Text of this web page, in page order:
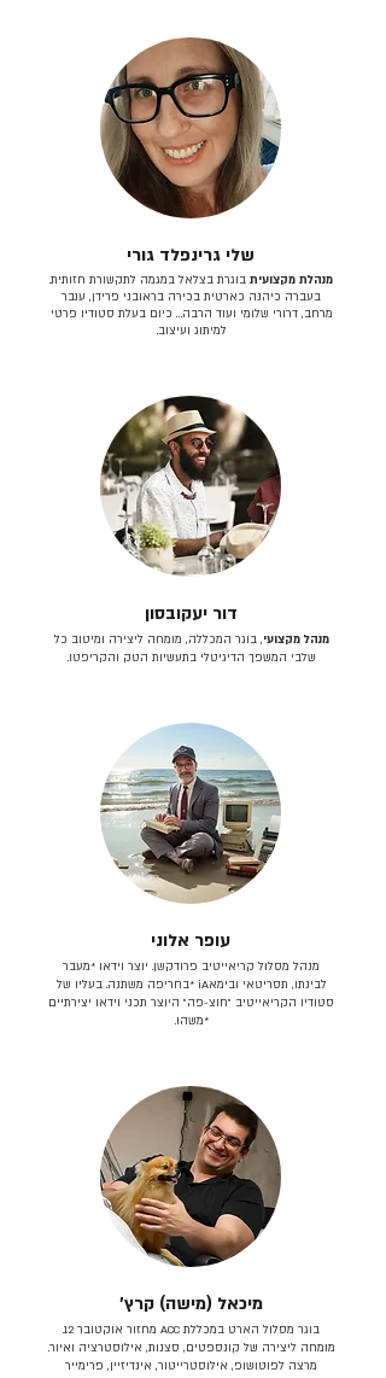
שלי גרינפלד גורי
מנהלת מקצועית בוגרת בצלאל במגמה לתקשורת חזותית.
בעברה כיהנה כארטית בכירה בראובני פרידן, ענבר
מרחב, דרורי שלומי ועוד הרבה… כיום בעלת סטודיו פרטי
למיתוג ועיצוב.
דור יעקובסון
מנהל מקצועי, בוגר המכללה, מומחה ליצירה ומיטוב כל
שלבי המשפך הדיגיטלי בתעשיות הטק והקריפטו.
עופר אלוני
מנהל מסלול קריאייטיב פרודקשן. יוצר וידאו *מעבר
לבינתו, תסריטאי וב​ימאiA‎ *בחריפה משתנה. בעליו של
סטודיו הקריאייטיב ״חוצ-פה״ היוצר תכני וידאו יצירתיים
*משהו.
מיכאל (מישה) קרץ׳
בוגר מסלול הארט במכללת ACC מחזור אוקטובר 12.
מומחה ליצירה של קונספטים, סצנות, אילוסטרציה ואיור.
מרצה לפוטושופ, אילוסטרייטור, אינדיזיין, פרימייר